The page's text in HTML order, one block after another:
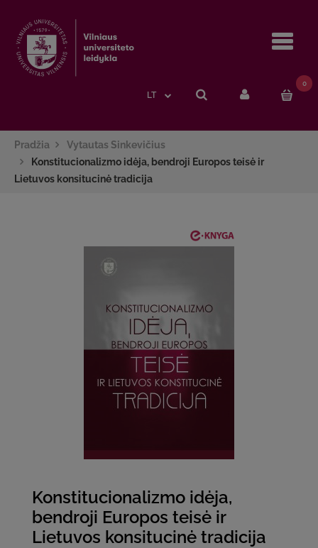
LT
0
Pradžia
Vytautas Sinkevičius
Konstitucionalizmo idėja, bendroji Europos teisė ir
Lietuvos konsitucinė tradicija
Konstitucionalizmo idėja,
bendroji Europos teisė ir
Lietuvos konsitucinė tradicija